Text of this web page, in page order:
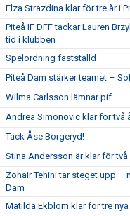
Elza Strazdina klar för tre år i
Piteå IF DFF tackar Lauren
tid i klubben
Spelordning fastställd
Piteå Dam stärker teamet –
Wilma Carlsson lämnar pif
Andrea Simonovic klar för två
Tack Åse Borgeryd!
Stina Andersson är klar för två
Zohair Tehini tar steget upp –
Dam
Matilda Ekblom klar för tre nya